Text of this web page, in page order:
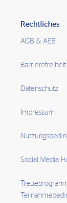
Rechtliches
AGB & AEB
Barrierefreiheit
Datenschutz
Impressum
Social Media